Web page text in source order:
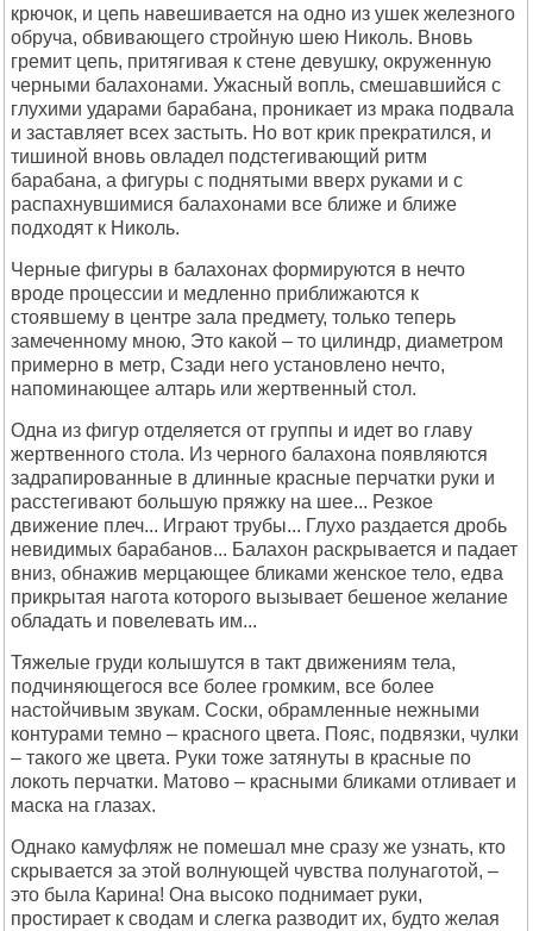
крючок, и цепь навешивается на одно из ушек железного
обруча, обвивающего стройную шею Николь. Вновь
гремит цепь, притягивая к стене девушку, окруженную
черными балахонами. Ужасный вопль, смешавшийся с
глухими ударами барабана, проникает из мрака подвала
и заставляет всех застыть. Но вот крик прекратился, и
тишиной вновь овладел подстегивающий ритм
барабана, а фигуры с поднятыми вверх руками и с
распахнувшимися балахонами все ближе и ближе
подходят к Николь.
Черные фигуры в балахонах формируются в нечто
вроде процессии и медленно приближаются к
стоявшему в центре зала предмету, только теперь
замеченному мною, Это какой – то цилиндр, диаметром
примерно в метр, Сзади него установлено нечто,
напоминающее алтарь или жертвенный стол.
Одна из фигур отделяется от группы и идет во главу
жертвенного стола. Из черного балахона появляются
задрапированные в длинные красные перчатки руки и
расстегивают большую пряжку на шее... Резкое
движение плеч... Играют трубы... Глухо раздается дробь
невидимых барабанов... Балахон раскрывается и падает
вниз, обнажив мерцающее бликами женское тело, едва
прикрытая нагота которого вызывает бешеное желание
обладать и повелевать им...
Тяжелые груди колышутся в такт движениям тела,
подчиняющегося все более громким, все более
настойчивым звукам. Соски, обрамленные нежными
контурами темно – красного цвета. Пояс, подвязки, чулки
– такого же цвета. Руки тоже затянуты в красные по
локоть перчатки. Матово – красными бликами отливает и
маска на глазах.
Однако камуфляж не помешал мне сразу же узнать, кто
скрывается за этой волнующей чувства полунаготой, –
это была Карина! Она высоко поднимает руки,
простирает к сводам и слегка разводит их, будто желая